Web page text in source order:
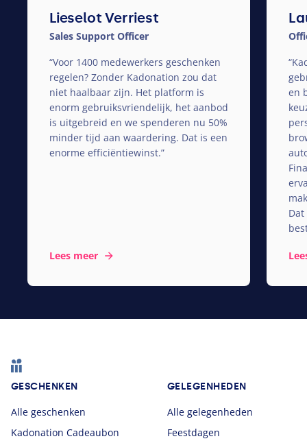
Lieselot Verriest
Sales Support Officer
“Voor 1400 medewerkers geschenken
regelen? Zonder Kadonation zou dat
niet haalbaar zijn. Het platform is
enorm gebruiksvriendelijk, het aanbod
is uitgebreid en we spenderen nu 50%
minder tijd aan waardering. Dat is een
enorme efficiëntiewinst.”
Lees meer
“
en
Footer
GESCHENKEN
Alle geschenken
Kadonation Cadeaubon
GELEGENHEDEN
Alle gelegenheden
Feestdagen